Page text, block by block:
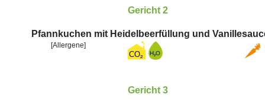
Gericht 2
Pfannkuchen mit Heidelbeerfüllung und
[Allergene]
Gericht 3